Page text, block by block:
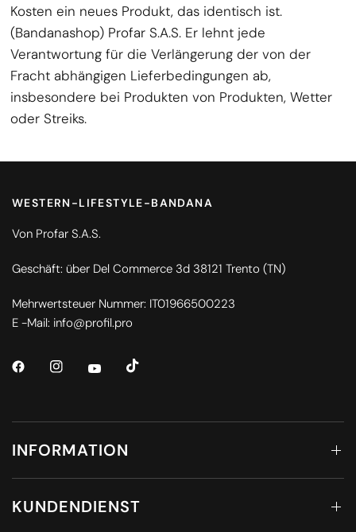
Kosten ein neues Produkt, das identisch ist.
(Bandanashop) Profar S.A.S. Er lehnt jede
Verantwortung für die Verlängerung der von der
Fracht abhängigen Lieferbedingungen ab,
insbesondere bei Produkten von Produkten, Wetter
oder Streiks.
WESTERN-LIFESTYLE-BANDANA
Von Profar S.A.S.
Geschäft: über Del Commerce 3d 38121 Trento (TN)
Mehrwertsteuer Nummer: IT01966500223
E -Mail: info@profil.pro
INFORMATION
KUNDENDIENST